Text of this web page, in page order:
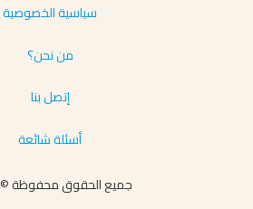
سياسية الخصوصية
من نحن؟
إتصل بنا
أسئلة شائعة
جميع الحقوق محفوظة © 2026